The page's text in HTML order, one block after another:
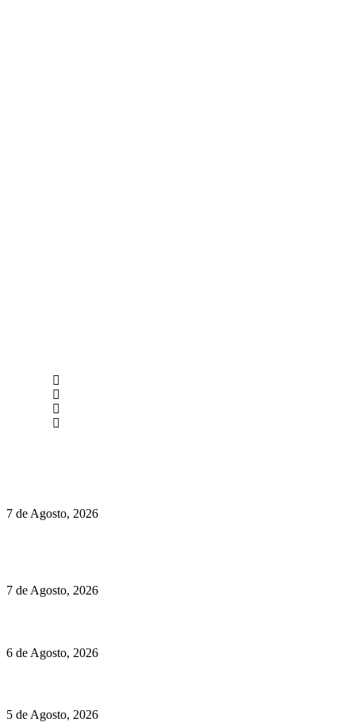
7 de Agosto, 2026
7 de Agosto, 2026
6 de Agosto, 2026
5 de Agosto, 2026